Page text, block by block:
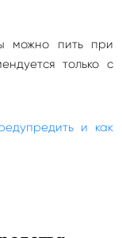
можно пить при
только с
и как